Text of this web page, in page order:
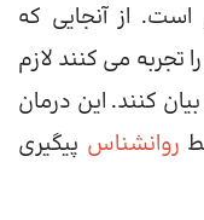
از آنجایی که
تجربه می کنند لازم
کنند. این درمان
روانشناس پیگیری